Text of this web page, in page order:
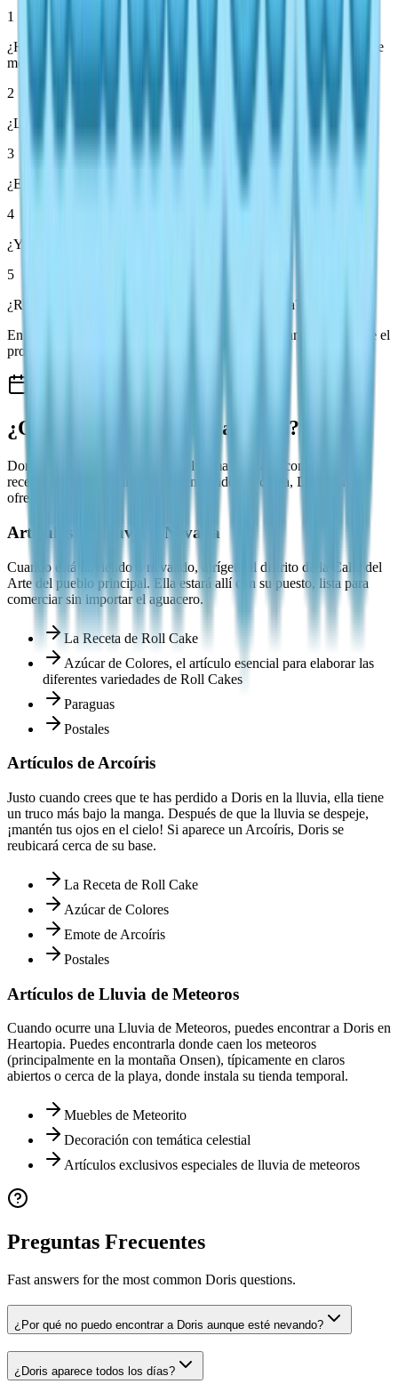
1
¿Hay un evento climático activo (lluvia, nevada, arcoíris o lluvia de
meteoros)?
2
¿La nieve está cayendo realmente (no solo cubriendo el suelo)?
3
¿Estás en la ubicación correcta para el clima actual?
4
¿Ya terminó el evento climático?
5
¿Recargaste el área después de que cambió el clima?
En la mayoría de los casos, verificar el clima nuevamente resuelve el
problema.
¿Qué Hace Doris en Heartopia?
Doris es un NPC dependiente del clima asociado con artículos y
recetas de tiempo limitado. Dependiendo del clima, Doris puede
ofrecer:
Artículos de Lluvia y Nevada
Cuando está lloviendo o nevando, dirígete al distrito de la Calle del
Arte del pueblo principal. Ella estará allí con su puesto, lista para
comerciar sin importar el aguacero.
La Receta de Roll Cake
Azúcar de Colores, el artículo esencial para elaborar las
diferentes variedades de Roll Cakes
Paraguas
Postales
Artículos de Arcoíris
Justo cuando crees que te has perdido a Doris en la lluvia, ella tiene
un truco más bajo la manga. Después de que la lluvia se despeje,
¡mantén tus ojos en el cielo! Si aparece un Arcoíris, Doris se
reubicará cerca de su base.
La Receta de Roll Cake
Azúcar de Colores
Emote de Arcoíris
Postales
Artículos de Lluvia de Meteoros
Cuando ocurre una Lluvia de Meteoros, puedes encontrar a Doris en
Heartopia. Puedes encontrarla donde caen los meteoros
(principalmente en la montaña Onsen), típicamente en claros
abiertos o cerca de la playa, donde instala su tienda temporal.
Muebles de Meteorito
Decoración con temática celestial
Artículos exclusivos especiales de lluvia de meteoros
Preguntas Frecuentes
Fast answers for the most common Doris questions.
¿Por qué no puedo encontrar a Doris aunque esté nevando?
¿Doris aparece todos los días?